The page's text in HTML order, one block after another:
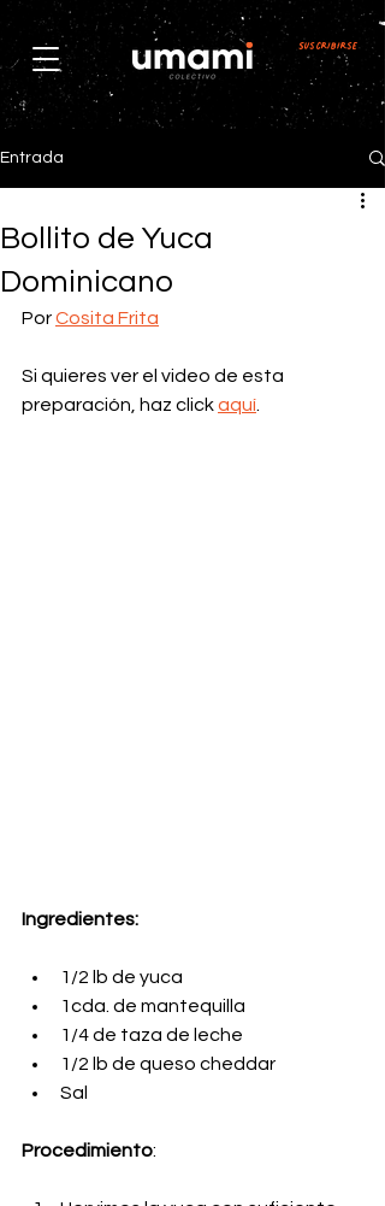
Suscribirse
Entrada
Bollito de Yuca
Dominicano
Por Cosita Frita
Si quieres ver el video de esta
preparación, haz click aquí
Ingredientes:
1/2 lb de yuca
1cda. de mantequilla
1/4 de taza de leche
1/2 lb de queso cheddar
Sal
Procedimiento: